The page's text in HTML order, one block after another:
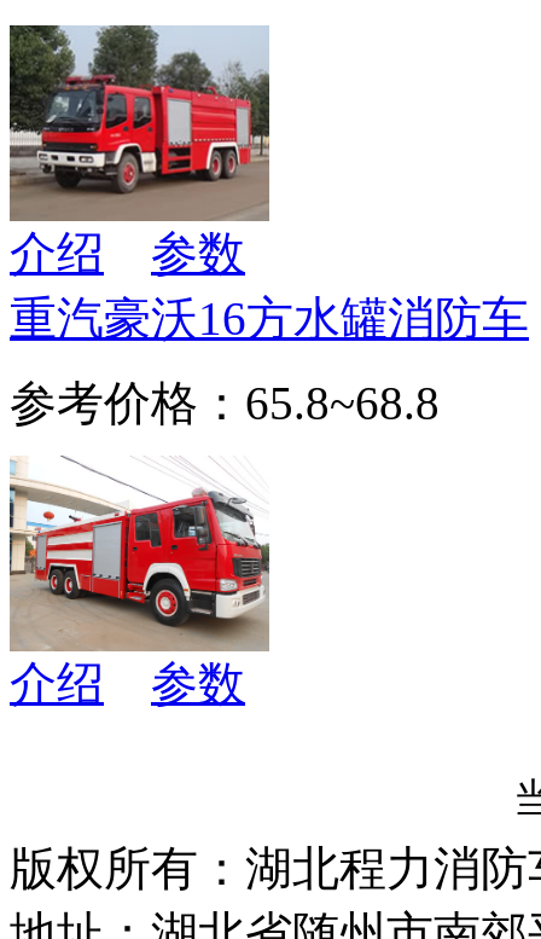
介绍
参数
重汽豪沃16方水罐消防车
参考价格：65.8~68.8
介绍 参数
版权所有：湖北程力消